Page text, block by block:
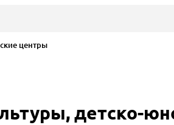
центры
детско-